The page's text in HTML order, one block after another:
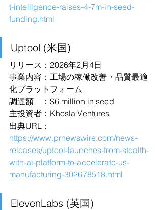
t-intelligence-raises-4-7m-in-seed-
funding.html
Uptool (米国)
リリース：2026年2月4日
事業内容：工場の稼働改善・品質最適
化プラットフォーム
調達額　：$6 million in seed
主投資者：Khosla Ventures
出典URL：
https://www.prnewswire.com/news-
releases/uptool-launches-from-stealth-
with-ai-platform-to-accelerate-us-
manufacturing-302678518.html
ElevenLabs (英国)